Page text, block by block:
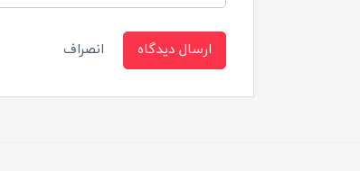
ارسال دیدگاه انصراف